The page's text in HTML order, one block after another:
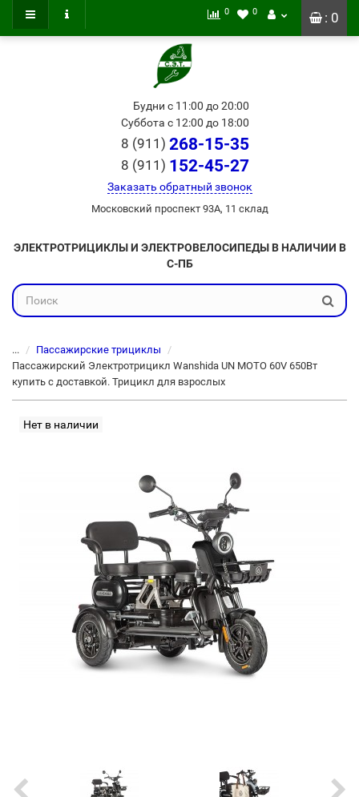
: 0
0 0
Будни с 11:00 до 20:00
Суббота с 12:00 до 18:00
8 (911) 268-15-35
8 (911) 152-45-27
Заказать обратный звонок
Московский проспект 93А, 11 склад
ЭЛЕКТРОТРИЦИКЛЫ И ЭЛЕКТРОВЕЛОСИПЕДЫ В НАЛИЧИИ В
С-ПБ
...
Пассажирские трициклы
Пассажирский Электротрицикл Wanshida UN MOTO 60V 650Вт
купить с доставкой. Трицикл для взрослых
Нет в наличии